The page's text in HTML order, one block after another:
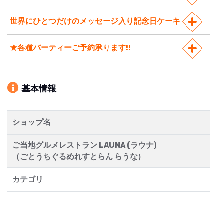
世界にひとつだけのメッセージ入り記念日ケーキ
★各種パーティーご予約承ります!!
基本情報
ショップ名
ご当地グルメレストラン LAUNA (ラウナ)
（ごとうちぐるめれすとらん らうな）
カテゴリ